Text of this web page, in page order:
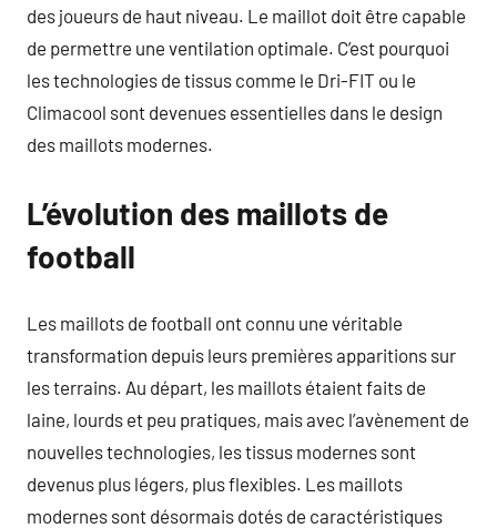
des joueurs de haut niveau. Le maillot doit être capable
de permettre une ventilation optimale. C’est pourquoi
les technologies de tissus comme le Dri-FIT ou le
Climacool sont devenues essentielles dans le design
des maillots modernes.
L’évolution des maillots de
football
Les maillots de football ont connu une véritable
transformation depuis leurs premières apparitions sur
les terrains. Au départ, les maillots étaient faits de
laine, lourds et peu pratiques, mais avec l’avènement de
nouvelles technologies, les tissus modernes sont
devenus plus légers, plus flexibles. Les maillots
modernes sont désormais dotés de caractéristiques